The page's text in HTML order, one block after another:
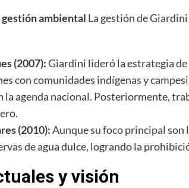
ambiental La gestión de
(2007):Giardini lideró la estrategia
con comunidades indígenas y
la agenda nacional. Posteriormente,
(2010):Aunque su foco principal son
de agua dulce, logrando la
y visión